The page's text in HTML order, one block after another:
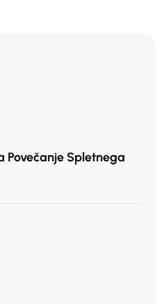
Povečanje Spletnega